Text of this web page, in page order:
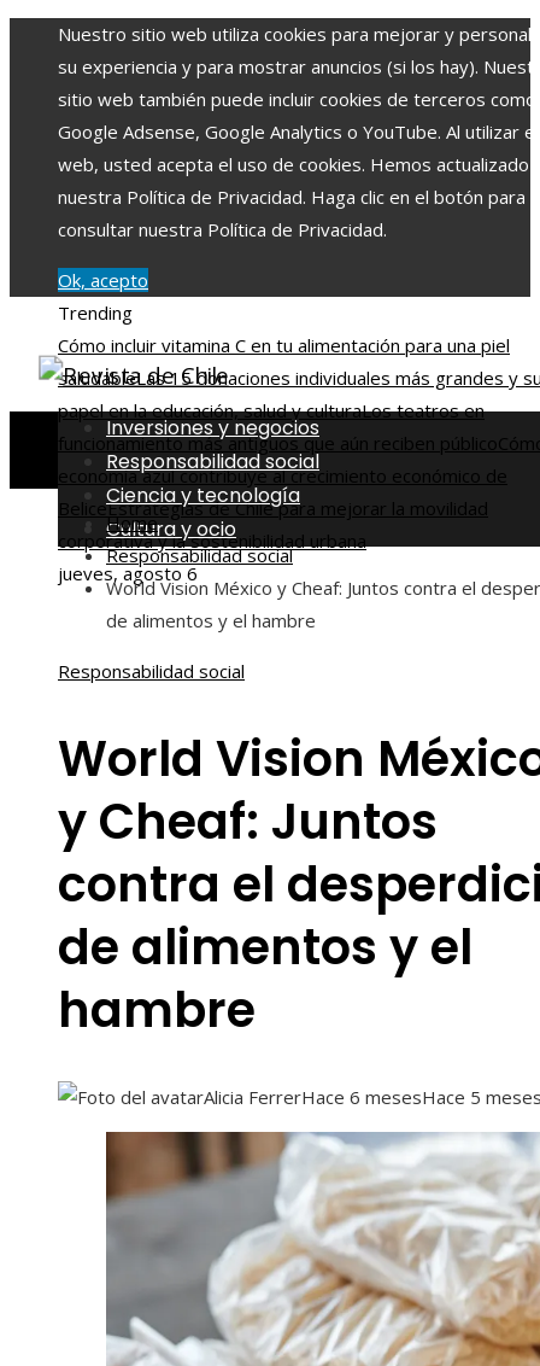
Nuestro sitio web utiliza cookies para mejorar y
su experiencia y para mostrar anuncios (si los hay).
sitio web también puede incluir cookies de terceros como
Google Adsense, Google Analytics o YouTube. Al utilizar
web, usted acepta el uso de cookies. Hemos actualizado
nuestra Política de Privacidad. Haga clic en el botón para
consultar nuestra Política de Privacidad.
Ok, acepto
Trending
Cómo incluir vitamina C en tu alimentación para una piel
saludableLas 15 donaciones individuales más grandes y
papel en la educación, salud y culturaLos teatros en
funcionamiento más antiguos que aún reciben público
economía azul contribuye al crecimiento económico de
BeliceEstrategias de Chile para mejorar la movilidad
corporativa y la sostenibilidad urbana
jueves, agosto 6
Inversiones y negocios
Responsabilidad social
Ciencia y tecnología
Cultura y ocio
Home
Responsabilidad social
World Vision México y Cheaf: Juntos contra el
de alimentos y el hambre
Responsabilidad social
World Vision
y Cheaf: Juntos
contra el
de alimentos y el
hambre
Alicia FerrerHace 6 mesesHace 5